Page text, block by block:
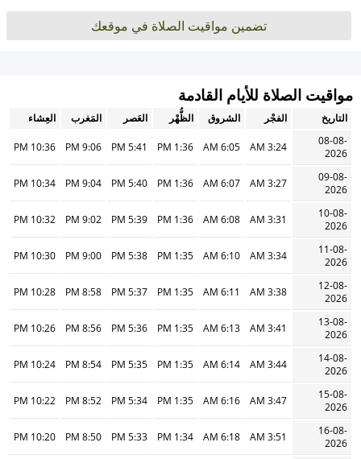
تضمين مواقيت الصلاة في موقعك
مواقيت الصلاة للأيام القادمة
التاريخ الفجْر الشروق الظُّهْر العَصر المَغرب
العِشاء
08-08-
2026
3:24 AM
6:05 AM
1:36 PM
5:41 PM
9:06 PM
10:36 PM
09-08-
2026
3:27 AM
6:07 AM
1:36 PM
5:40 PM
9:04 PM
10:34 PM
10-08-
2026
3:31 AM
6:08 AM
1:36 PM
5:39 PM
9:02 PM
10:32 PM
11-08-
2026
3:34 AM
6:10 AM
1:35 PM
5:38 PM
9:00 PM
10:30 PM
12-08-
2026
3:38 AM
6:11 AM
1:35 PM
5:37 PM
8:58 PM
10:28 PM
13-08-
2026
3:41 AM
6:13 AM
1:35 PM
5:36 PM
8:56 PM
10:26 PM
14-08-
2026
3:44 AM
6:14 AM
1:35 PM
5:35 PM
8:54 PM
10:24 PM
15-08-
2026
3:47 AM
6:16 AM
1:35 PM
5:34 PM
8:52 PM
10:22 PM
16-08-
2026
3:51 AM
6:18 AM
1:34 PM
5:33 PM
8:50 PM
10:20 PM